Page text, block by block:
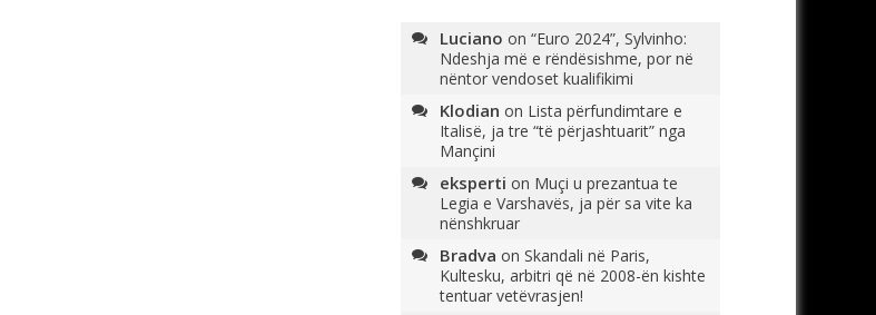
Luciano on “Euro 2024”, Sylvinho:
Ndeshja më e rëndësishme, por në
nëntor vendoset kualifikimi
Klodian on Lista përfundimtare e
Italisë, ja tre “të përjashtuarit” nga
Mançini
eksperti on Muçi u prezantua te
Legia e Varshavës, ja për sa vite ka
nënshkruar
Bradva on Skandali në Paris,
Kultesku, arbitri që në 2008-ën kishte
tentuar vetëvrasjen!